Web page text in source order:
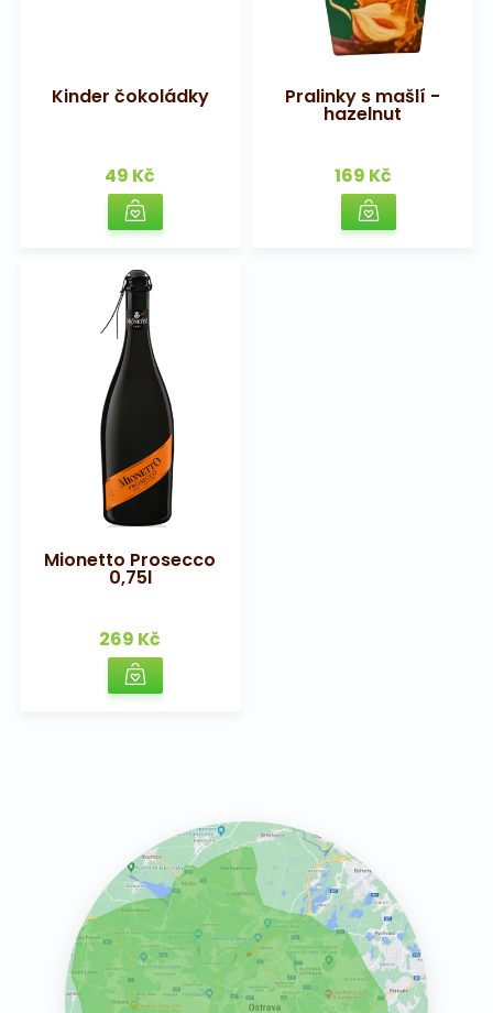
Kinder čokoládky
49 Kč
Pralinky s mašlí -
hazelnut
169 Kč
Mionetto Prosecco
0,75l
269 Kč